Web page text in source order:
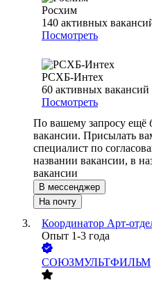
Росхим
140 активных
Посмотреть
РСХБ-Интех
60 активных вакансий
Посмотреть
По вашему запросу ещё
вакансии. Присылать
специалист по
названии вакансии, в
вакансии
В мессенджер
На почту
Координатор Арт-
Опыт 1-3 года
СОЮЗМУЛЬТФИЛЬМ